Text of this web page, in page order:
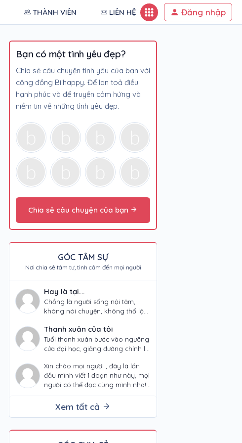
THÀNH VIÊN LIÊN HỆ Đăng nhập
Bạn có một tình yêu đẹp?
Chia sẻ câu chuyện tình yêu của bạn với
cộng đồng Biihappy. Để lan toả điều
hạnh phúc và để truyền cảm hứng và
niềm tin về những tình yêu đẹp.
Chia sẻ câu chuyện của bạn
GÓC TÂM SỰ
Nơi chia sẻ tâm tư, tình cảm đến mọi người
Hay là tại....
Chồng là người sống nội tâm,
không nói chuyện, không thổ lộ
người tính tình thất thường,…
Thanh xuân của tôi
Tuổi thanh xuân bước vào ngưỡng
cửa đại học, giảng đường chính là
nhau và đã yêu…
Xin chào mọi người , đây là lần
đầu mình viết 1 đoạn như này, mọi
người có thể đọc cùng mình nha!
Xem tất cả